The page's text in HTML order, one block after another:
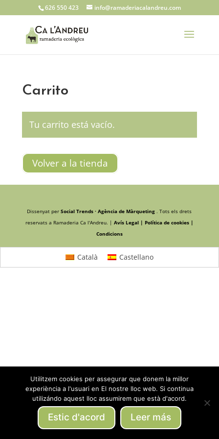
626 550 423 info@ramaderiacalandreu.com
Carrito
Tu carrito está vacío.
Volver a la tienda
Dissenyat perSocial Trends · Agència de Màrqueting. Tots els drets
reservats a Ramaderia Ca l'Andreu. | Avís Legal | Política de cookies |
Condicions
Català Castellano
Utilitzem cookies per assegurar que donem la millor
experiència a l'usuari en El nostre lloc web. Si continua
utilizándo aquest lloc assumirem que està d'acord.
Estic d'acord Leer más